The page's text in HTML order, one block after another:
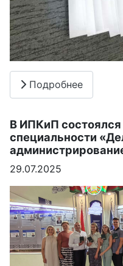
Подробнее
В ИПКиП
специальности
29.07.2025